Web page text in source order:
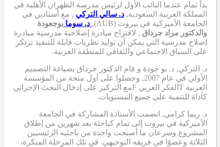
بدأ تمام عندما النائب الأول لرئيس مدرسة الظهران الأهلية في
المملكة العربية السعودية, د. سالي التركي , مع أستاذين في
الجامعة الأميركية في بيروت (AUB),
د. سوما بوجعودة
والدكتور مراد جرداق , لاقتراح مبادرة إصلاحية مدرسية مبادرة
إصلاح مدرسية التي يمكن أن توليد نظريات قابلة للتنفيذ ترتكز
على السياق الاجتماعي والثقافي للمنطقة العربية.
د. التركي, د. بو جودة و قام الدكتور جرداق بصياغة التصميم
الأولي في عام 2007,
وحصلوا على أول منحة من المؤسسة
العربية T الفكر العربي Fمع التركيز على إدخال البحث الإجرائي
كأداة للتنمية على جميع المستويات.
د. ريما كرامي, انضمت الأستاذة المشاركة في الجامعة
الأميركية في بيروت إلى تمام كباحثة بعد شهرين من إطلاق
المشروع وسرعان ما أصبحت واحدة من باحثيه الرئيسيين
الثلاثة وعضوًا في فريقه التوجيهي. في تلك المرحلة المبكرة،